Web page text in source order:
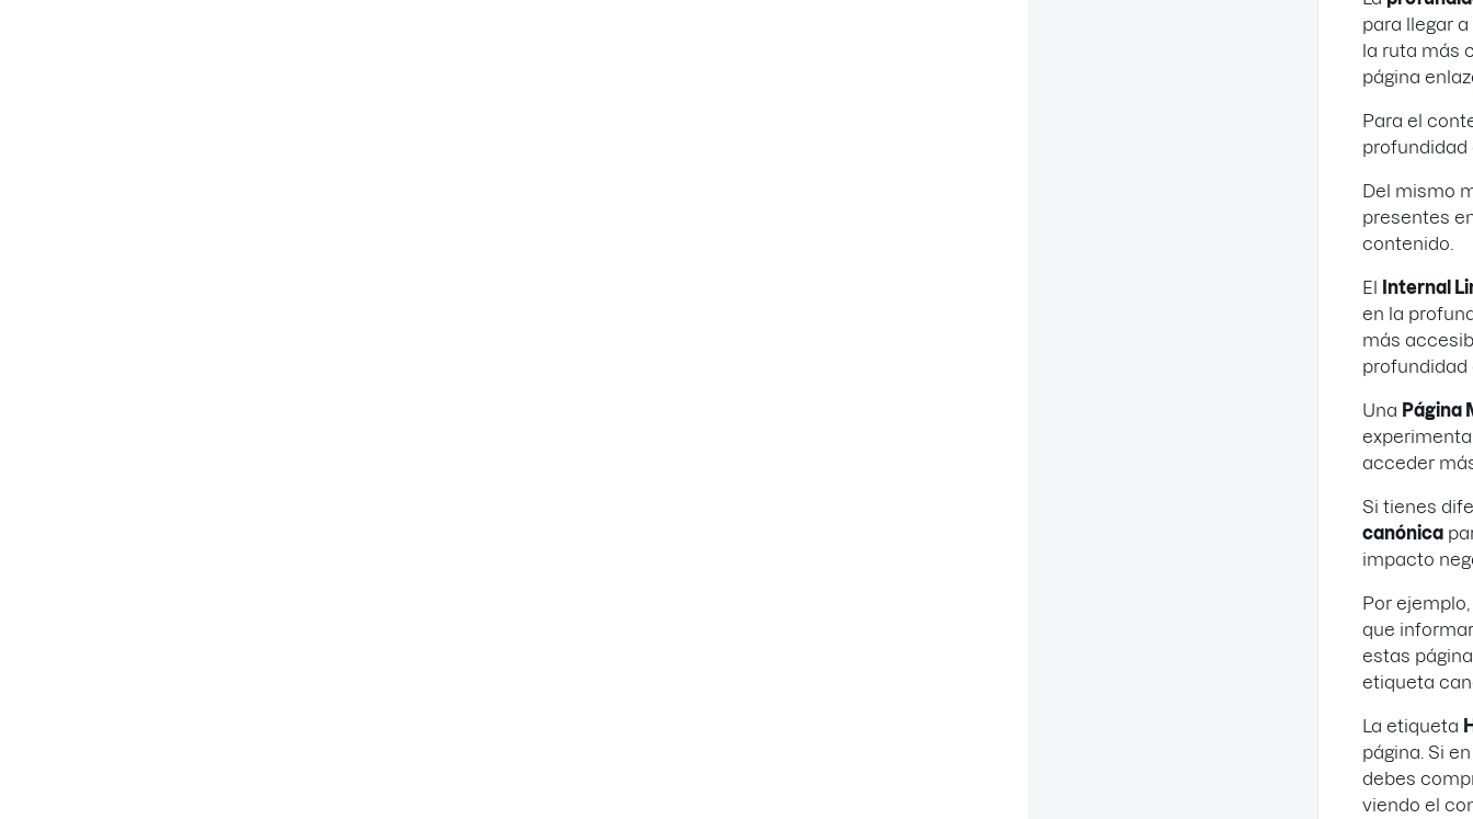
para llegar
la ruta más
página
Para el
profundidad
Del mismo
presentes
contenido.
El
Internal
en la
más
profundidad
Una Página
acceder
Si tienes
canónica
impacto
Por
que
estas
etiqueta
La etiqueta
página. Si
debes
viendo el